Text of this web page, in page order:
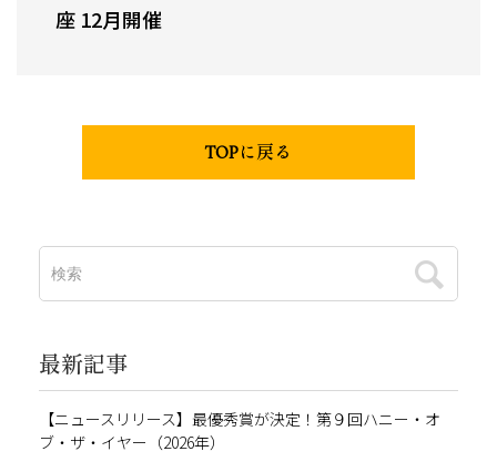
座 12月開催
TOPに戻る
最新記事
【ニュースリリース】最優秀賞が決定！第９回ハニー・オ
ブ・ザ・イヤー（2026年）